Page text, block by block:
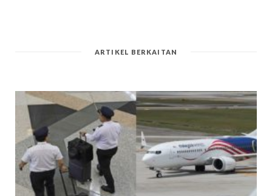
ARTIKEL BERKAITAN